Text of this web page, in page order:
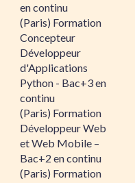
en continu
(Paris) Formation
Concepteur
Développeur
d'Applications
Python - Bac+3 en
continu
(Paris) Formation
Développeur Web
et Web Mobile –
Bac+2 en continu
(Paris) Formation